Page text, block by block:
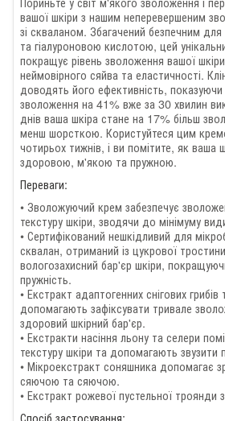
вашої шкіри з нашим неперевершеним
зі скваланом. Збагачений безпечним
та гіалуроновою кислотою, цей
покращує рівень зволоження вашої
неймовірного сяйва та еластичності.
доводять його ефективність, показуючи
зволоження на 41% вже за 30 хвилин
днів ваша шкіра стане на 17% більш
менш шорсткою. Користуйтеся цим
чотирьох тижнів, і ви помітите, як ваша
здоровою, м'якою та пружною.
Переваги:
• Зволожуючий крем забезпечує
текстуру шкіри, зводячи до мінімуму
• Сертифікований нешкідливий для
сквалан, отриманий із цукрової
вологозахисний бар'єр шкіри,
пружність.
• Екстракт адаптогенних снігових
допомагають зафіксувати тривале
здоровий шкірний бар'єр.
• Екстракти насіння льону та селери
текстуру шкіри та допомагають звузити
• Мікроекстракт соняшника допомагає
сяючою та сяючою.
• Екстракт рожевої пустельної троянди
Спосіб застосування: